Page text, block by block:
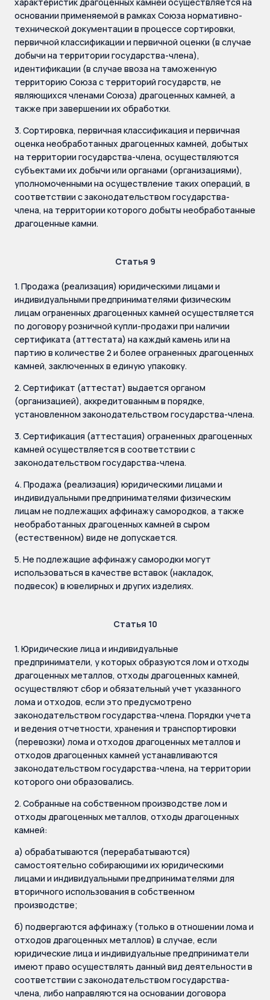
основании применяемой в рамках Союза нормативно-
технической документации в процессе сортировки,
первичной классификации и первичной оценки (в случае
добычи на территории государства-члена),
идентификации (в случае ввоза на таможенную
территорию Союза с территорий государств, не
являющихся членами Союза) драгоценных камней, а
также при завершении их обработки.
3. Сортировка, первичная классификация и первичная
оценка необработанных драгоценных камней, добытых
на территории государства-члена, осуществляются
субъектами их добычи или органами (организациями),
уполномоченными на осуществление таких операций, в
соответствии с законодательством государства-
члена, на территории которого добыты необработанные
драгоценные камни.
Статья 9
1. Продажа (реализация) юридическими лицами и
индивидуальными предпринимателями физическим
лицам ограненных драгоценных камней осуществляется
по договору розничной купли-продажи при наличии
сертификата (аттестата) на каждый камень или на
партию в количестве 2 и более ограненных драгоценных
камней, заключенных в единую упаковку.
2. Сертификат (аттестат) выдается органом
(организацией), аккредитованным в порядке,
установленном законодательством государства-члена.
3. Сертификация (аттестация) ограненных драгоценных
камней осуществляется в соответствии с
законодательством государства-члена.
4. Продажа (реализация) юридическими лицами и
индивидуальными предпринимателями физическим
лицам не подлежащих аффинажу самородков, а также
необработанных драгоценных камней в сыром
(естественном) виде не допускается.
5. Не подлежащие аффинажу самородки могут
использоваться в качестве вставок (накладок,
подвесок) в ювелирных и других изделиях.
Статья 10
1. Юридические лица и индивидуальные
предприниматели, у которых образуются лом и отходы
драгоценных металлов, отходы драгоценных камней,
осуществляют сбор и обязательный учет указанного
лома и отходов, если это предусмотрено
законодательством государства-члена. Порядки учета
и ведения отчетности, хранения и транспортировки
(перевозки) лома и отходов драгоценных металлов и
отходов драгоценных камней устанавливаются
законодательством государства-члена, на территории
которого они образовались.
2. Собранные на собственном производстве лом и
отходы драгоценных металлов, отходы драгоценных
камней:
а) обрабатываются (перерабатываются)
самостоятельно собирающими их юридическими
лицами и индивидуальными предпринимателями для
вторичного использования в собственном
производстве;
б) подвергаются аффинажу (только в отношении лома и
отходов драгоценных металлов) в случае, если
юридические лица и индивидуальные предприниматели
имеют право осуществлять данный вид деятельности в
соответствии с законодательством государства-
члена, либо направляются на основании договора